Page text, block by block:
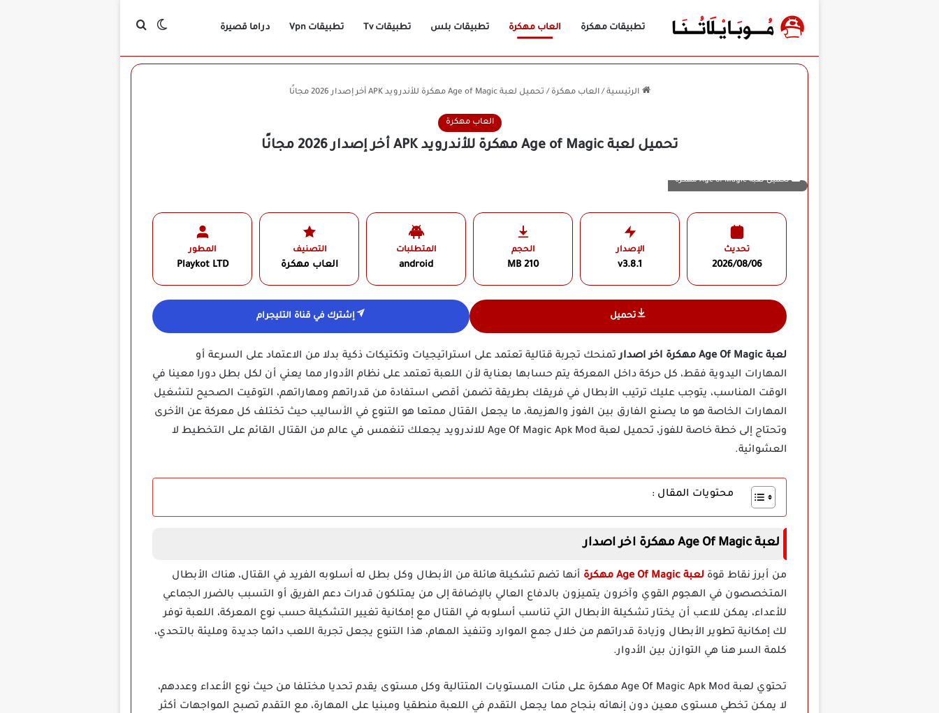
تطبيقات مهكرة العاب مهكرة تطبيقات بلس تطبيقات Tv تطبيقات Vpn دراما قصيرة الوضع المظلم
بحث عن
الرئيسية / العاب مهكرة / تحميل لعبة Age of Magic مهكرة للأندرويد APK أخر إصدار 2026 مجانًا
العاب مهكرة
تحميل لعبة Age of Magic مهكرة للأندرويد APK أخر إصدار 2026 مجانًا
تحميل لعبة Age of Magic مهكرة
تحديث
2026/08/06
الإصدار
v3.8.1
الحجم
210 MB
المتطلبات
android
التصنيف
العاب مهكرة
المطور
Playkot LTD‏
تحميل إشترك في قناة التليجرام
لعبة Age Of Magic مهكرة اخر اصدار
تمنحك تجربة قتالية تعتمد على استراتيجيات وتكتيكات ذكية بدلا من الاعتماد على السرعة أو
المهارات اليدوية فقط، كل حركة داخل المعركة يتم حسابها بعناية لأن اللعبة تعتمد على نظام الأدوار مما يعني أن لكل بطل دورا معينا في
الوقت المناسب، يتوجب عليك ترتيب الأبطال في فريقك بطريقة تضمن أقصى استفادة من قدراتهم ومهاراتهم، التوقيت الصحيح لتشغيل
المهارات الخاصة هو ما يصنع الفارق بين الفوز والهزيمة، ما يجعل القتال ممتعا هو التنوع في الأساليب حيث تختلف كل معركة عن الأخرى
وتحتاج إلى خطة خاصة للفوز، تحميل لعبة Age Of Magic Apk Mod للاندرويد يجعلك تنغمس في عالم من القتال القائم على التخطيط لا
العشوائية.
محتويات المقال :
لعبة Age Of Magic مهكرة اخر اصدار
من أبرز نقاط قوة لعبة Age Of Magic مهكرة أنها تضم تشكيلة هائلة من الأبطال وكل بطل له أسلوبه الفريد في القتال، هناك الأبطال
المتخصصون في الهجوم القوي وآخرون يتميزون بالدفاع العالي بالإضافة إلى من يمتلكون قدرات دعم الفريق أو التسبب بالضرر الجماعي
للأعداء، يمكن للاعب أن يختار تشكيلة الأبطال التي تناسب أسلوبه في القتال مع إمكانية تغيير التشكيلة حسب نوع المعركة، اللعبة توفر
لك إمكانية تطوير الأبطال وزيادة قدراتهم من خلال جمع الموارد وتنفيذ المهام، هذا التنوع يجعل تجربة اللعب دائما جديدة ومليئة بالتحدي،
كلمة السر هنا هي التوازن بين الأدوار.
تحتوي لعبة Age Of Magic Apk Mod مهكرة على مئات المستويات المتتالية وكل مستوى يقدم تحديا مختلفا من حيث نوع الأعداء وعددهم،
لا يمكن تخطي مستوى معين دون إنهائه بنجاح مما يجعل التقدم في اللعبة منطقيا ومبنيا على المهارة، مع التقدم تصبح المواجهات أكثر